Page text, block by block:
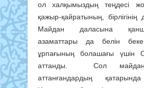
ол халқымыздың теңдесі
қажыр-қайратының,
Майдан даласына
азаматтары да белін
ұрпағының болашағы үшін
аттанды. Сол майдан
аттанғандардың